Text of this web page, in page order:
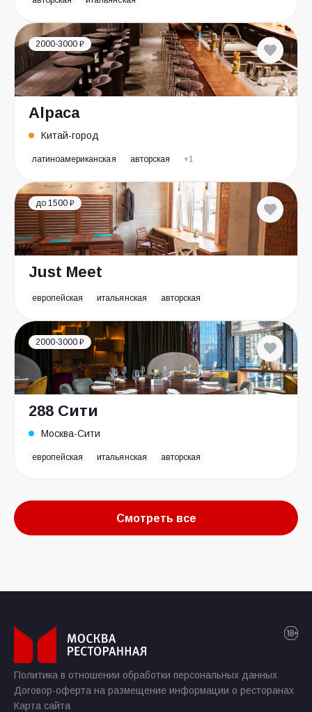
2000-3000 ₽
Alpaca
Китай-город
латиноамериканская авторская +1
до 1500 ₽
Just Meet
европейская итальянская авторская
2000-3000 ₽
288 Сити
Москва-Сити
европейская итальянская авторская
Смотреть все
Политика в отношении обработки персональных данных
Договор-оферта на размещение информации о ресторанах
Карта сайта